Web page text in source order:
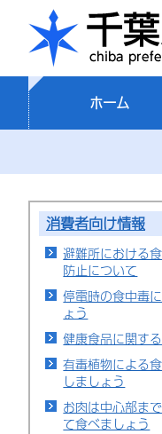
ホーム
消費者向け情報
避難所における
防止について
停電時の食中毒
ょう
健康食品に関す
有毒植物による
しましょう
お肉は中心部ま
て食べましょう